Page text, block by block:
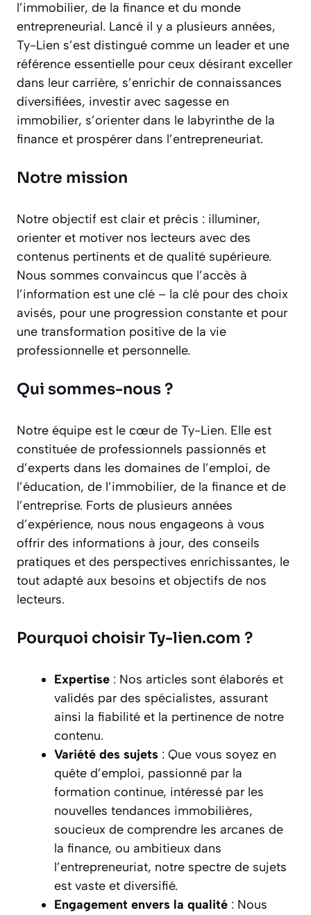
l’immobilier, de la finance et du monde
entrepreneurial. Lancé il y a plusieurs années,
Ty-Lien s’est distingué comme un leader et une
référence essentielle pour ceux désirant exceller
dans leur carrière, s’enrichir de connaissances
diversifiées, investir avec sagesse en
immobilier, s’orienter dans le labyrinthe de la
finance et prospérer dans l’entrepreneuriat.
Notre mission
Notre objectif est clair et précis : illuminer,
orienter et motiver nos lecteurs avec des
contenus pertinents et de qualité supérieure.
Nous sommes convaincus que l’accès à
l’information est une clé – la clé pour des choix
avisés, pour une progression constante et pour
une transformation positive de la vie
professionnelle et personnelle.
Qui sommes-nous ?
Notre équipe est le cœur de Ty-Lien. Elle est
constituée de professionnels passionnés et
d’experts dans les domaines de l’emploi, de
l’éducation, de l’immobilier, de la finance et de
l’entreprise. Forts de plusieurs années
d’expérience, nous nous engageons à vous
offrir des informations à jour, des conseils
pratiques et des perspectives enrichissantes, le
tout adapté aux besoins et objectifs de nos
lecteurs.
Pourquoi choisir Ty-lien.com ?
Expertise : Nos articles sont élaborés et
validés par des spécialistes, assurant
ainsi la fiabilité et la pertinence de notre
contenu.
Variété des sujets : Que vous soyez en
quête d’emploi, passionné par la
formation continue, intéressé par les
nouvelles tendances immobilières,
soucieux de comprendre les arcanes de
la finance, ou ambitieux dans
l’entrepreneuriat, notre spectre de sujets
est vaste et diversifié.
Engagement envers la qualité : Nous